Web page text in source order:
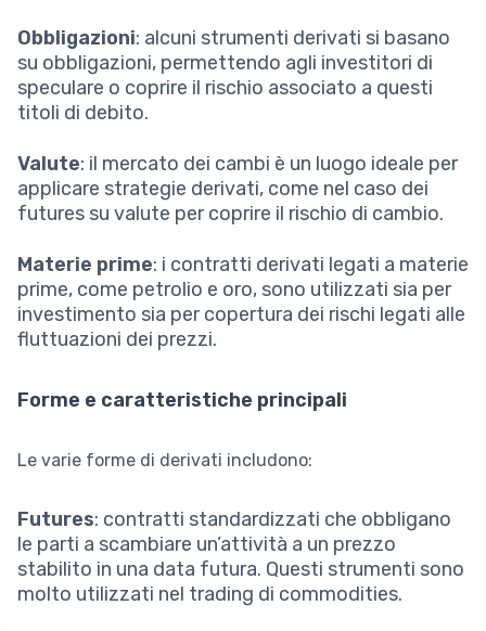
Obbligazioni: alcuni strumenti derivati si basano
su obbligazioni, permettendo agli investitori di
speculare o coprire il rischio associato a questi
titoli di debito.
Valute: il mercato dei cambi è un luogo ideale per
applicare strategie derivati, come nel caso dei
futures su valute per coprire il rischio di cambio.
Materie prime: i contratti derivati legati a materie
prime, come petrolio e oro, sono utilizzati sia per
investimento sia per copertura dei rischi legati alle
fluttuazioni dei prezzi.
Forme e caratteristiche principali
Le varie forme di derivati includono:
Futures: contratti standardizzati che obbligano
le parti a scambiare un’attività a un prezzo
stabilito in una data futura. Questi strumenti sono
molto utilizzati nel trading di commodities.